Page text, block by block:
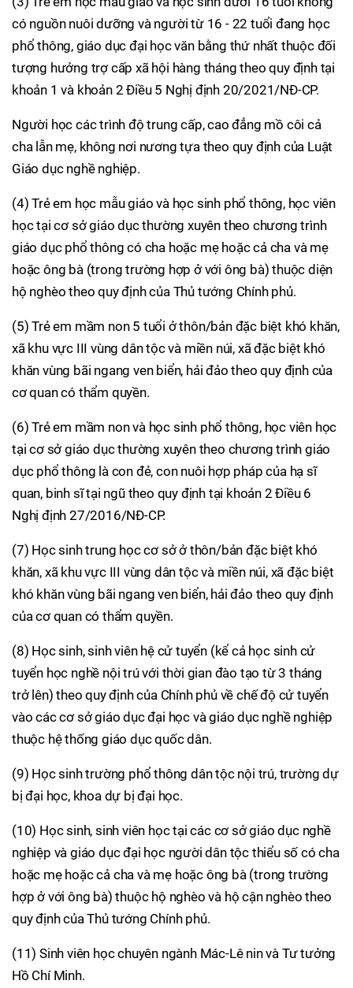
có nguồn nuôi dưỡng và người từ 16 - 22 tuổi đang học
phổ thông, giáo dục đại học văn bằng thứ nhất thuộc đối
tượng hưởng trợ cấp xã hội hàng tháng theo quy định tại
khoản 1 và khoản 2 Điều 5 Nghị định 20/2021/NĐ-CP.
Người học các trình độ trung cấp, cao đẳng mồ côi cả
cha lẫn mẹ, không nơi nương tựa theo quy định của Luật
Giáo dục nghề nghiệp.
(4) Trẻ em học mẫu giáo và học sinh phổ thông, học viên
học tại cơ sở giáo dục thường xuyên theo chương trình
giáo dục phổ thông có cha hoặc mẹ hoặc cả cha và mẹ
hoặc ông bà (trong trường hợp ở với ông bà) thuộc diện
hộ nghèo theo quy định của Thủ tướng Chính phủ.
(5) Trẻ em mầm non 5 tuổi ở thôn/bản đặc biệt khó khăn,
xã khu vực III vùng dân tộc và miền núi, xã đặc biệt khó
khăn vùng bãi ngang ven biển, hải đảo theo quy định của
cơ quan có thẩm quyền.
(6) Trẻ em mầm non và học sinh phổ thông, học viên học
tại cơ sở giáo dục thường xuyên theo chương trình giáo
dục phổ thông là con đẻ, con nuôi hợp pháp của hạ sĩ
quan, binh sĩ tại ngũ theo quy định tại khoản 2 Điều 6
Nghị định 27/2016/NĐ-CP.
(7) Học sinh trung học cơ sở ở thôn/bản đặc biệt khó
khăn, xã khu vực III vùng dân tộc và miền núi, xã đặc biệt
khó khăn vùng bãi ngang ven biển, hải đảo theo quy định
của cơ quan có thẩm quyền.
(8) Học sinh, sinh viên hệ cử tuyển (kể cả học sinh cử
tuyển học nghề nội trú với thời gian đào tạo từ 3 tháng
trở lên) theo quy định của Chính phủ về chế độ cử tuyển
vào các cơ sở giáo dục đại học và giáo dục nghề nghiệp
thuộc hệ thống giáo dục quốc dân.
(9) Học sinh trường phổ thông dân tộc nội trú, trường dự
bị đại học, khoa dự bị đại học.
(10) Học sinh, sinh viên học tại các cơ sở giáo dục nghề
nghiệp và giáo dục đại học người dân tộc thiểu số có cha
hoặc mẹ hoặc cả cha và mẹ hoặc ông bà (trong trường
hợp ở với ông bà) thuộc hộ nghèo và hộ cận nghèo theo
quy định của Thủ tướng Chính phủ.
(11) Sinh viên học chuyên ngành Mác-Lê nin và Tư tưởng
Hồ Chí Minh.